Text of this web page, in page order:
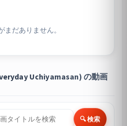
まだありません。
Uchiyamasan) の動画
🔍 検索